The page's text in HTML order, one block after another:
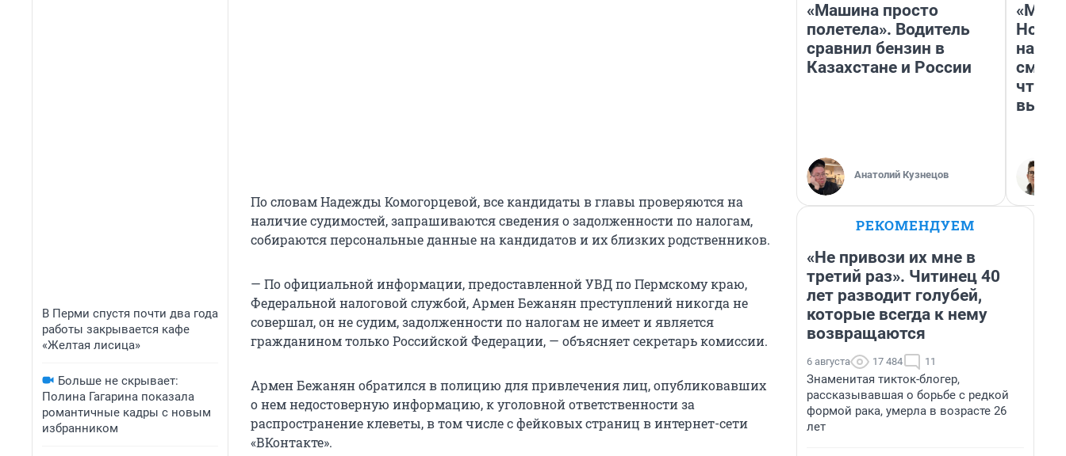
В Перми спустя почти два года
работы закрывается кафе
«Желтая лисица»
Больше не скрывает:
Полина Гагарина показала
романтичные кадры с новым
избранником
По словам Надежды Комогорцевой, все кандидаты в главы проверяются на
наличие судимостей, запрашиваются сведения о задолженности по налогам,
собираются персональные данные на кандидатов и их близких родственников.
— По официальной информации, предоставленной УВД по Пермскому краю,
Федеральной налоговой службой, Армен Бежанян преступлений никогда не
совершал, он не судим, задолженности по налогам не имеет и является
гражданином только Российской Федерации, — объясняет секретарь комиссии.
Армен Бежанян обратился в полицию для привлечения лиц, опубликовавших
о нем недостоверную информацию, к уголовной ответственности за
распространение клеветы, в том числе с фейковых страниц в интернет-сети
«ВКонтакте».
«Машина просто
полетела». Водитель
сравнил бензин в
Казахстане и России
Анатолий Кузнецов
«Мы
РЕКОМЕНДУЕМ
«Не привози их мне в
третий раз». Читинец 40
лет разводит голубей,
которые всегда к нему
возвращаются
6 августа 17 484 11
Знаменитая тикток-блогер,
рассказывавшая о борьбе с редкой
формой рака, умерла в возрасте 26
лет